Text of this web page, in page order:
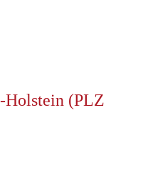
Holstein (PLZ